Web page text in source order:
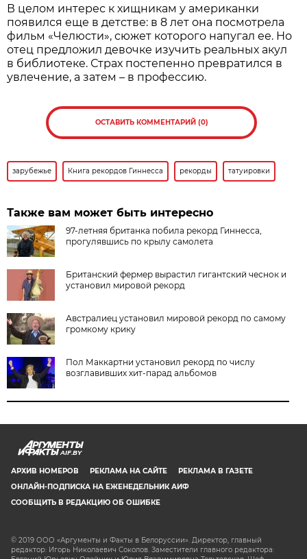
В целом интерес к хищникам у американки
появился еще в детстве: в 8 лет она посмотрела
фильм «Челюсти», сюжет которого напугал ее. Но
отец предложил девочке изучить реальных акул
в библиотеке. Страх постепенно превратился в
увлечение, а затем – в профессию.
ОСТАВИТЬ КОММЕНТАРИЙ (0)
зарубежье Книга рекордов Гиннесса рекорды татуировки
Также вам может быть интересно
97-летняя британка побила рекорд Гиннесса,
прогулявшись по крылу самолета
Британский фермер вырастил гигантский чеснок и
установил мировой рекорд
Австралиец установил мировой рекорд по самому
громкому крику
Пол Маккартни установил рекорд по числу
возглавивших хит-парад альбомов
AIF.BY
АРХИВ НОМЕРОВ РЕКЛАМА НА САЙТЕ
РЕКЛАМА В ГАЗЕТЕ
ОНЛАЙН-ПОДПИСКА НА ЕЖЕНЕДЕЛЬНИК АИФ
СООБЩИТЬ В РЕДАКЦИЮ ОБ ОШИБКЕ
© 2019 ООО «Аргументы и Факты в Белоруссии». Директор, главный
редактор: Игорь Николаевич Соколов. Заместители главного редактора: